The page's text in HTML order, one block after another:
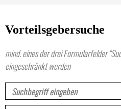
Vorteilsgebersuche
mind. eines der drei Formularfelder
eingeschränkt werden